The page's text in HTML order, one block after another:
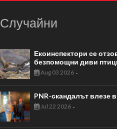
Случайни
Екоинспектори се
безпомощни диви
Aug 03 2026-
PNR-скандалът влезе
Jul 22 2026-